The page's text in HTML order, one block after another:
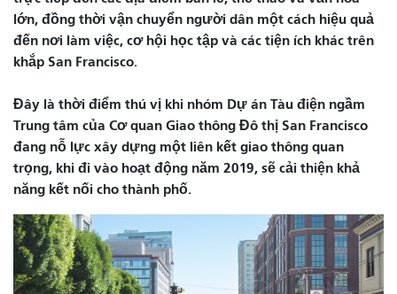
lớn, đồng thời vận chuyển người dân một cách hiệu quả
đến nơi làm việc, cơ hội học tập và các tiện ích khác trên
khắp San Francisco.
Đây là thời điểm thú vị khi nhóm Dự án Tàu điện ngầm
Trung tâm của Cơ quan Giao thông Đô thị San Francisco
đang nỗ lực xây dựng một liên kết giao thông quan
trọng, khi đi vào hoạt động năm 2019, sẽ cải thiện khả
năng kết nối cho thành phố.